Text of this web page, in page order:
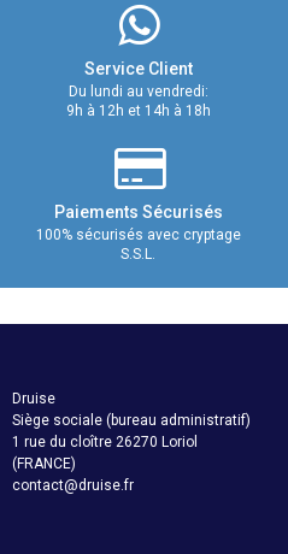
Service Client
Du lundi au vendredi:
9h à 12h et 14h à 18h
Paiements Sécurisés
100% sécurisés avec cryptage
S.S.L.
Druise
Siège sociale (bureau administratif)
1 rue du cloître 26270 Loriol
(FRANCE)
contact@druise.fr